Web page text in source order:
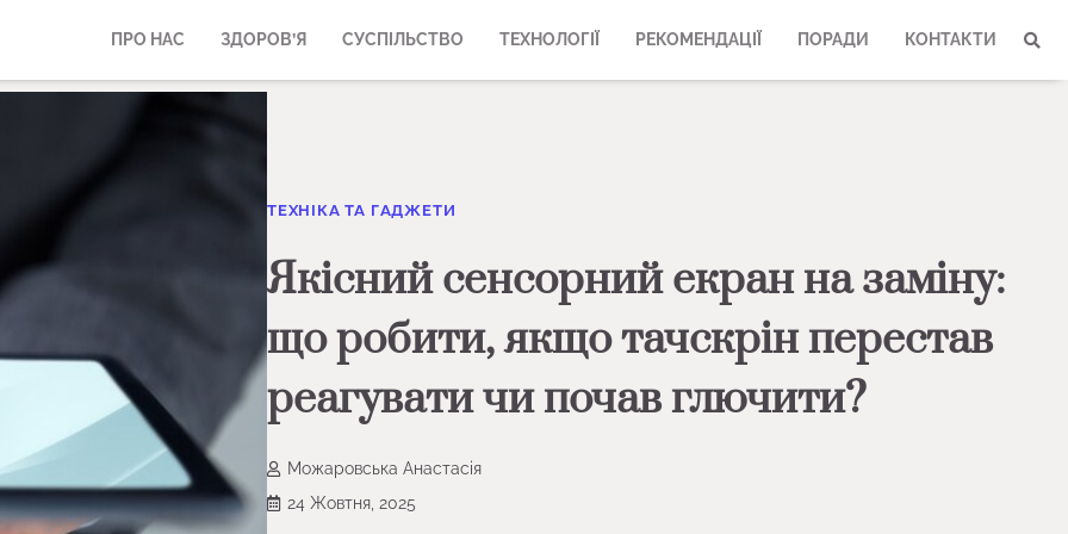
ПРО НАС ЗДОРОВ’Я СУСПІЛЬСТВО ТЕХНОЛОГІЇ РЕКОМЕНДАЦІЇ ПОРАДИ КОНТАКТИ
ТЕХНІКА ТА ГАДЖЕТИ
Якісний сенсорний екран на заміну:
що робити, якщо тачскрін перестав
реагувати чи почав глючити?
Можаровська Анастасія
24 Жовтня, 2025